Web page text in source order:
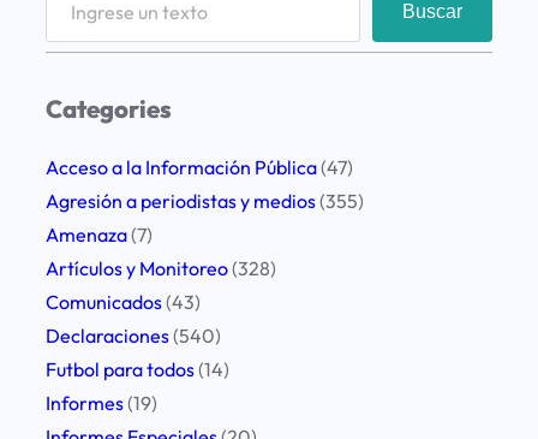
p
o
e
l
a
t
r
h
Buscar
Categories
Acceso a la Información Pública(47)
Agresión a periodistas y medios(355)
Amenaza(7)
Artículos y Monitoreo(328)
Comunicados(43)
Declaraciones(540)
Futbol para todos(14)
Informes(19)